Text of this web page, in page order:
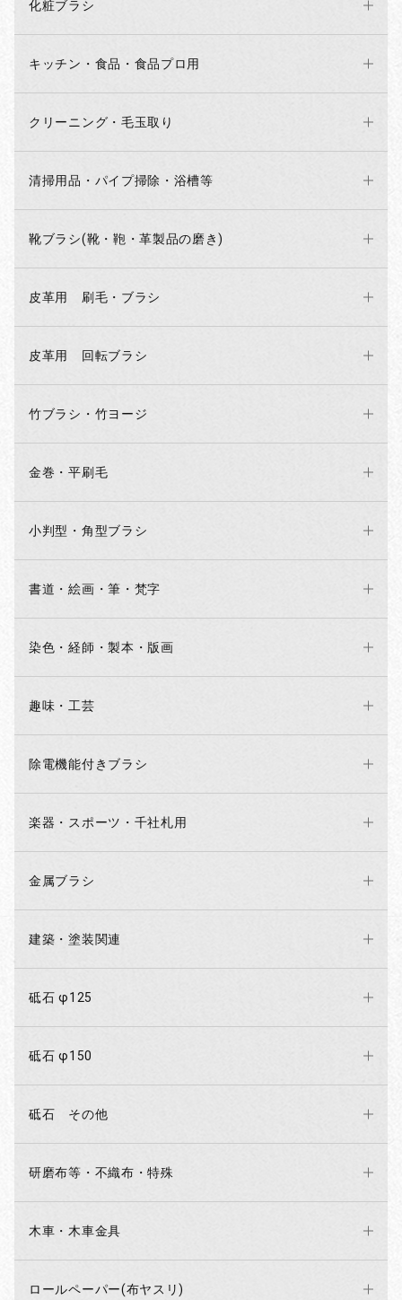
化粧ブラシ
キッチン・食品・食品プロ用
クリーニング・毛玉取り
清掃用品・パイプ掃除・浴槽等
靴ブラシ(靴・鞄・革製品の磨き)
皮革用 刷毛・ブラシ
皮革用 回転ブラシ
竹ブラシ・竹ヨージ
金巻・平刷毛
小判型・角型ブラシ
書道・絵画・筆・梵字
染色・経師・製本・版画
趣味・工芸
除電機能付きブラシ
楽器・スポーツ・千社札用
金属ブラシ
建築・塗装関連
砥石 φ125
砥石 φ150
砥石 その他
研磨布等・不織布・特殊
木車・木車金具
ロールペーパー(布ヤスリ)
お買い物を続ける カートへ進む